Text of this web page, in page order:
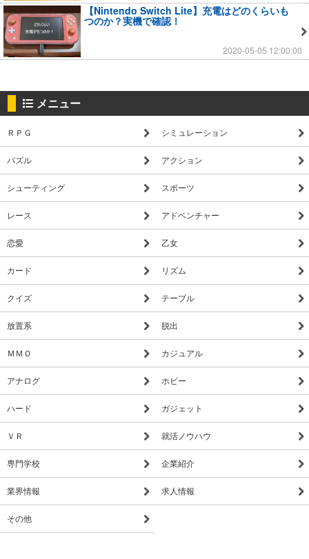
【Nintendo Switch Lite】充電はどのくらいも
つのか？実機で確認！
2020-05-05 12:00:00
メニュー
ＲＰＧ シミュレーション
パズル アクション
シューティング スポーツ
レース アドベンチャー
恋愛 乙女
カード リズム
クイズ テーブル
放置系 脱出
ＭＭＯ カジュアル
アナログ ホビー
ハード ガジェット
ＶＲ 就活ノウハウ
専門学校 企業紹介
業界情報 求人情報
その他